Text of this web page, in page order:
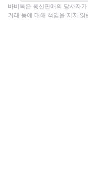
바비톡은 통신판매의 당사자
거래 등에 대해 책임을 지지 않